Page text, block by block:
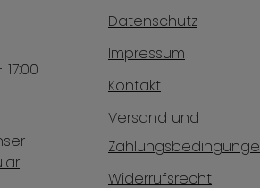
.
Datenschutz
Impressum
Kontakt
Versand und
Widerrufsrecht